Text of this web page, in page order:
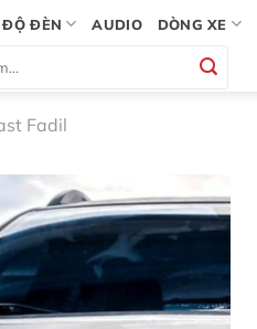
ĐỘ ĐÈN AUDIO DÒNG XE
Fadil